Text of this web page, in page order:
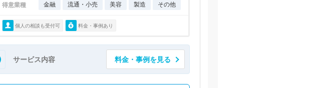
得意業種 金融 流通・小売 美容 製造 その他
個人の相談も受付可 料金・事例あり
サービス内容 料金・事例を見る